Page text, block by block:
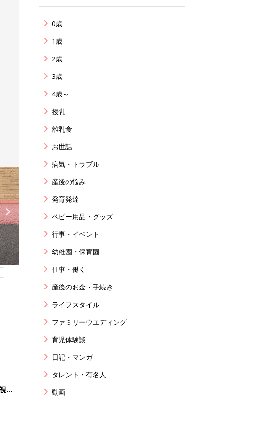
し
0歳
1歳
2歳
3歳
4歳～
授乳
離乳食
お世話
病気・トラブル
産後の悩み
発育発達
ベビー用品・グッズ
行事・イベント
幼稚園・保育園
仕事・働く
産後のお金・手続き
ライフスタイル
ファミリーウエディング
育児体験談
日記・マンガ
タレント・有名人
動画